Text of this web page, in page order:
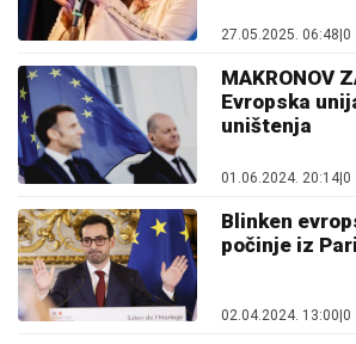
27.05.2025. 06:48 0
MAKRONOV
Evropska
uništenja
01.06.2024. 20:14 0
Blinken
počinje iz
02.04.2024. 13:00|0